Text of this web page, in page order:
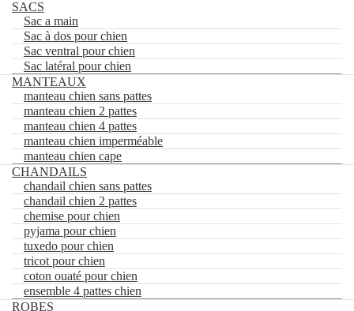
Aller
la
navigation
Aller
au
contenu
×
SACS
Sac a main
Sac à dos pour chien
Sac ventral pour chien
Sac latéral pour chien
MANTEAUX
manteau chien sans pattes
manteau chien 2 pattes
manteau chien 4 pattes
manteau chien imperméable
manteau chien cape
CHANDAILS
chandail chien sans pattes
chandail chien 2 pattes
SACS
Sac a main
Sac à dos pour chien
Sac ventral pour chien
Sac latéral pour chien
MANTEAUX
manteau chien sans pattes
manteau chien 2 pattes
manteau chien 4 pattes
manteau chien imperméable
manteau chien cape
CHANDAILS
chandail chien sans pattes
chandail chien 2 pattes
chemise pour chien
pyjama pour chien
tuxedo pour chien
tricot pour chien
coton ouaté pour chien
ensemble 4 pattes chien
ROBES
Accueil